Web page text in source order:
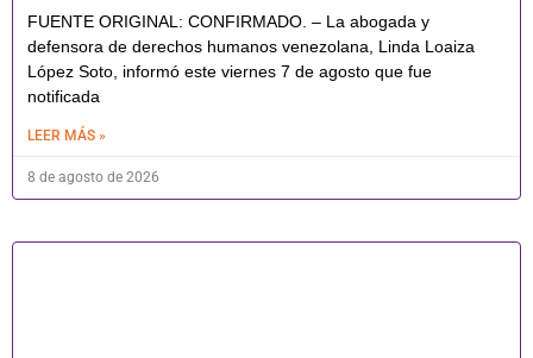
FUENTE ORIGINAL: CONFIRMADO. – La abogada y
defensora de derechos humanos venezolana, Linda Loaiza
López Soto, informó este viernes 7 de agosto que fue
notificada
LEER MÁS »
8 de agosto de 2026